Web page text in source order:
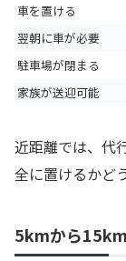
車を置ける
翌朝に車が必要
駐車場が閉まる
家族が送迎可能
近距離では、代
全に置けるかど
5kmから